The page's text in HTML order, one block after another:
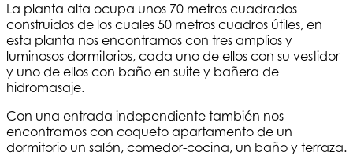
La planta alta ocupa unos 70 metros cuadrados
construidos de los cuales 50 metros cuadros útiles, en
esta planta nos encontramos con tres amplios y
luminosos dormitorios, cada uno de ellos con su vestidor
y uno de ellos con baño en suite y bañera de
hidromasaje.
Con una entrada independiente también nos
encontramos con coqueto apartamento de un
dormitorio un salón, comedor-cocina, un baño y terraza.